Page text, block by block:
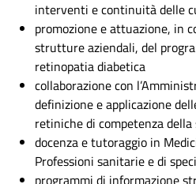
interventi e continuità delle
promozione e attuazione, in
strutture aziendali, del
retinopatia diabetica
collaborazione con
definizione e applicazione
retiniche di competenza
docenza e tutoraggio in
Professioni sanitarie e di
programmi di informazione